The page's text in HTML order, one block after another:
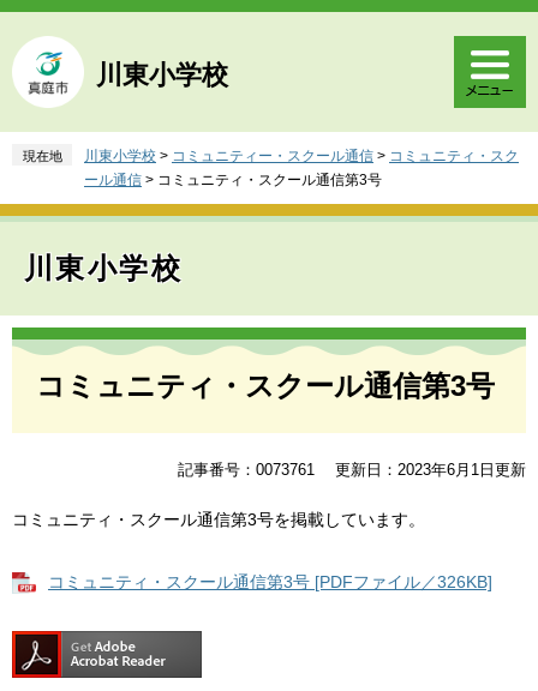
ペ
ジ
の
頭
。
メ
ュ
ー
飛
て
川東小学校
現在地 川東小学校 > コミュニティー・スクール通信 > コミュニティ・スク
ール通信 > コミュニティ・スクール通信第3号
川東小学校
本
コミュニティ・スクール通信第3号
記事番号：0073761 更新日：2023年6月1日更新
コミュニティ・スクール通信第3号を掲載しています。
コミュニティ・スクール通信第3号 [PDFファイル／326KB]